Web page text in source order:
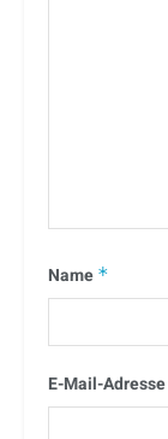
Name *
E-Mail-Adresse